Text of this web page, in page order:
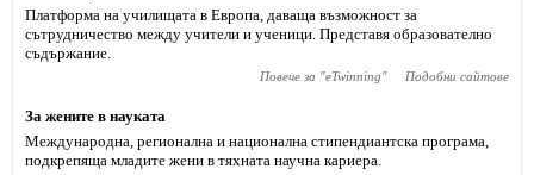
Платформа на училищата в Европа, даваща възможност за
сътрудничество между учители и ученици. Представя образователно
съдържание.
Повече за "eTwinning" Подобни сайтове
За жените в науката
Международна, регионална и национална стипендиантска програма,
подкрепяща младите жени в тяхната научна кариера.